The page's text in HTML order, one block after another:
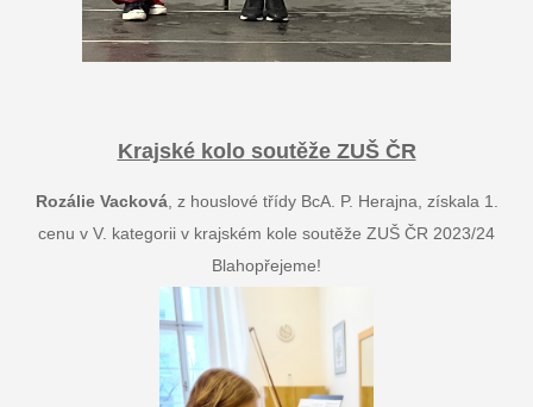
Krajské kolo soutěže ZUŠ ČR
Rozálie Vacková, z houslové třídy BcA. P. Herajna, získala 1.
cenu v V. kategorii v krajském kole soutěže ZUŠ ČR 2023/24
Blahopřejeme!